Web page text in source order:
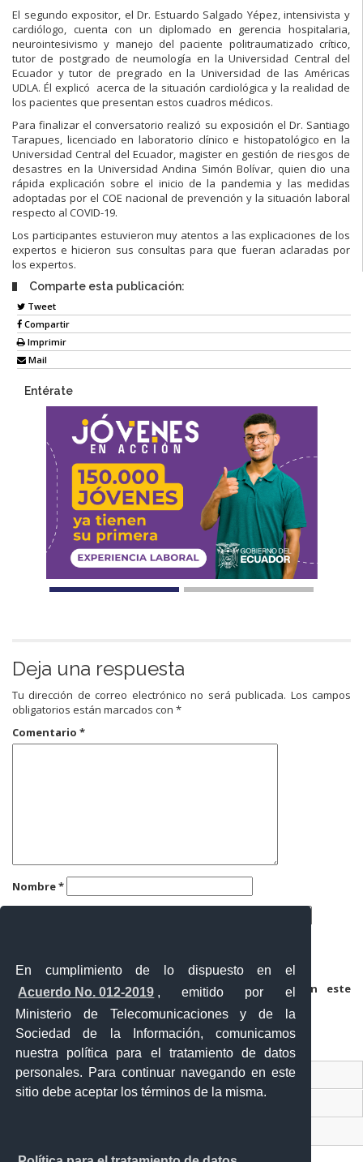
En cumplimiento de lo dispuesto en el
Acuerdo No. 012-2019 , emitido por el
Ministerio de Telecomunicaciones y de la
Sociedad de la Información, comunicamos
nuestra política para el tratamiento de datos
personales. Para continuar navegando en este
sitio debe aceptar los términos de la misma.
El segundo expositor, el Dr. Estuardo Salgado Yépez, intensivista y
cardiólogo, cuenta con un diplomado en gerencia hospitalaria,
neurointesivismo y manejo del paciente politraumatizado crítico,
tutor de postgrado de neumología en la Universidad Central del
Ecuador y tutor de pregrado en la Universidad de las Américas
UDLA. Él explicó acerca de la situación cardiológica y la realidad de
los pacientes que presentan estos cuadros médicos.
Para finalizar el conversatorio realizó su exposición el Dr. Santiago
Tarapues, licenciado en laboratorio clínico e histopatológico en la
Universidad Central del Ecuador, magister en gestión de riesgos de
desastres en la Universidad Andina Simón Bolívar, quien dio una
rápida explicación sobre el inicio de la pandemia y las medidas
adoptadas por el COE nacional de prevención y la situación laboral
respecto al COVID-19.
Los participantes estuvieron muy atentos a las explicaciones de los
expertos e hicieron sus consultas para que fueran aclaradas por
los expertos.
Comparte esta publicación:
Tweet
Compartir
Imprimir
Mail
Entérate
Deja una respuesta
Tu dirección de correo electrónico no será publicada. Los campos
obligatorios están marcados con *
Comentario *
Nombre*
Guarda mi nombre, correo electrónico y web en este
navegador para la próxima vez que comente.
Contacto Ciudadano Digital